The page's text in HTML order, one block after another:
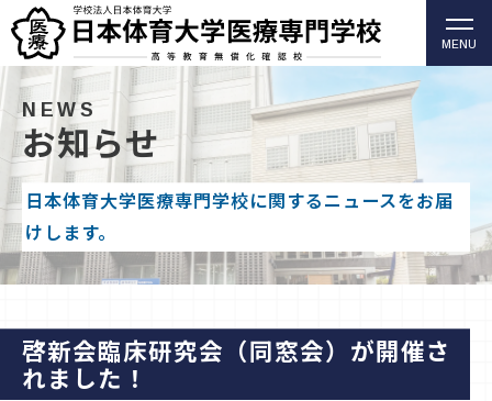
柔道整復師・歯科衛生士の日本体育大学医療専門学校
（高等教育無償化確認校）
MENU
NEWS
お知らせ
日本体育大学医療専門学校に関するニュースをお届
けします。
啓新会臨床研究会（同窓会）が開催さ
れました！